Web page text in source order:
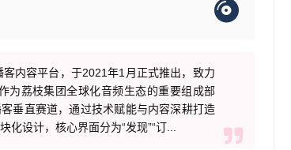
内容平台，于2021年1月正式推出，致力
为荔枝集团全球化音频生态的重要组成部
垂直赛道，通过技术赋能与内容深耕打造
设计，核心界面分为“发现”“订...